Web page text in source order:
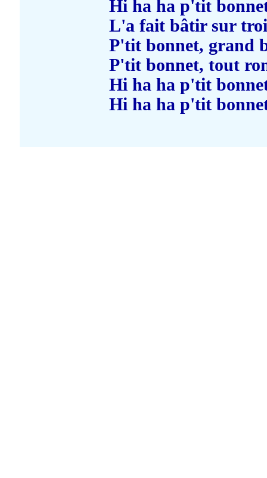
Hi ha ha p'tit
L'a fait bâtir sur
P'tit bonnet, grand
P'tit bonnet, tout
Hi ha ha p'tit
Hi ha ha p'tit